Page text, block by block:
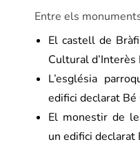
Entre els
El castell de
Cultural d’Interès
L’església
edifici declarat Bé
El monestir de
un edifici declarat